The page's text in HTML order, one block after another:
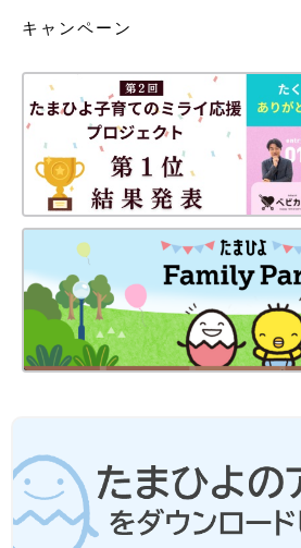
キャンペーン